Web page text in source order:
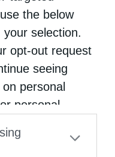
the below
selection.
opt-out request
seeing
personal
personal
opt-out